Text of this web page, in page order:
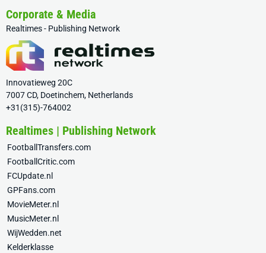
Corporate & Media
Realtimes - Publishing Network
Innovatieweg 20C
7007 CD, Doetinchem, Netherlands
+31(315)-764002
Realtimes | Publishing Network
FootballTransfers.com
FootballCritic.com
FCUpdate.nl
GPFans.com
MovieMeter.nl
MusicMeter.nl
WijWedden.net
Kelderklasse